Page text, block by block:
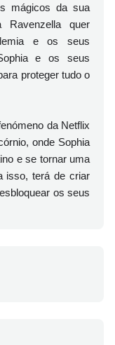
mágicos da sua
Ravenzella quer
e os seus
e os seus
proteger tudo o
da Netflix
onde Sophia
e se tornar uma
isso, terá de criar
os seus